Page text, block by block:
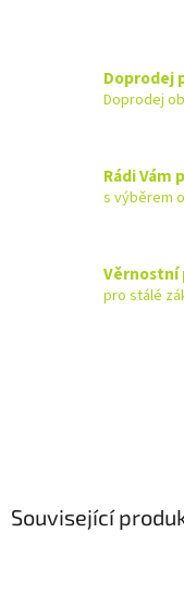
Doprodej
Doprodej
Rádi Vám
s výběrem
Věrnostní
pro stálé
Související